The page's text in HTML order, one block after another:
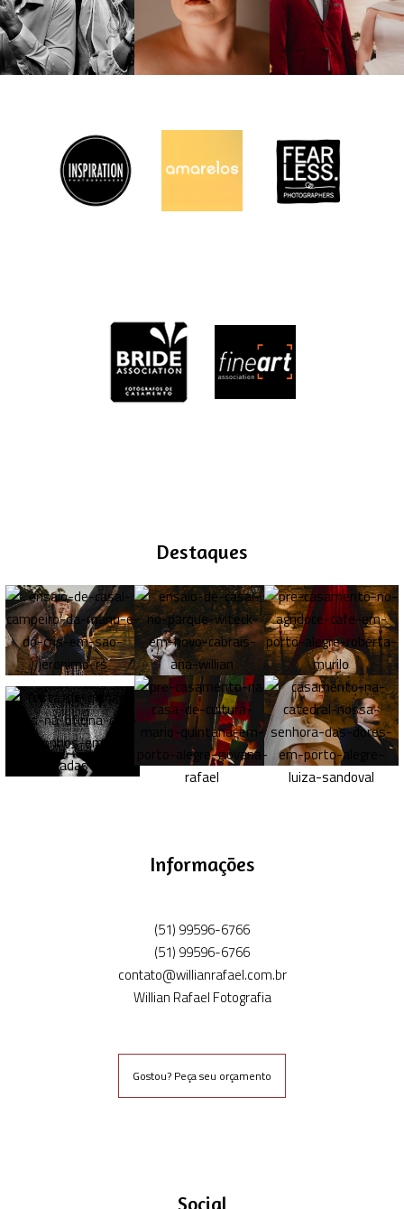
Destaques
Informações
(51) 99596-6766
(51) 99596-6766
contato@willianrafael.com.br
Willian Rafael Fotografia
Gostou? Peça seu orçamento
Social